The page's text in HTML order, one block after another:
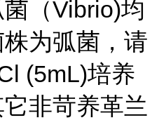
（Vibrio)均
为弧菌，请
(5mL)培养
非苛养革兰